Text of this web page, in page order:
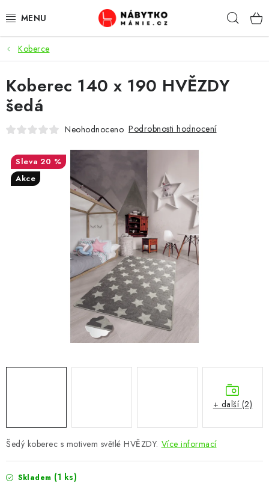
na
OBÝVACÍ POKOJ
KUCHYŇ A JÍDELNA
LOŽNICE
KANCELÁŘ / PRACOVNA
KOUPELNA A WC
CHOVATELSKÉ POTŘEBY
DOPLŇKY A DEKORACE
OSTATNÍ
VÝPRODEJ
Vše o nákupu Info
Reklamace a odstoupení od smlouvy
Kontakty
Bonusový program NBM+
Koberce
Šedý koberec s motivem světlé HVĚZDY. Více informací
Skladem (1 ks)
Koberec 140 x 190 HVĚZDY
šedá
Neohodnoceno Podrobnosti hodnocení
20 %
Akce
+ další (2)